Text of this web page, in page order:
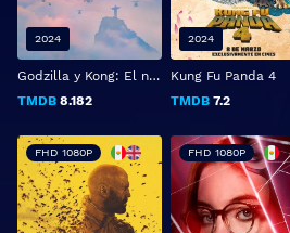
Godzilla y Kong: El nuevo imperio
TMDB 8.182
2024
Kung Fu Panda 4
TMDB 7.2
2024
FHD 1080P FHD 1080P